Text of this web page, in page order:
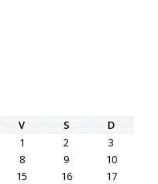
V S
D
1
2
3
8 9
10
15 16
17